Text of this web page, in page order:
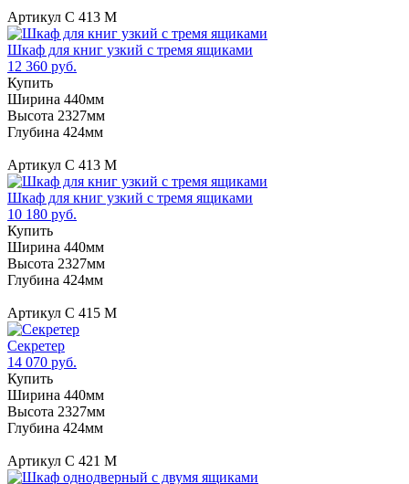
Артикул С 413 М
Шкаф для книг узкий с тремя ящиками
12 360 руб.
Купить
Ширина 440мм
Высота 2327мм
Глубина 424мм
Артикул С 413 М
Шкаф для книг узкий с тремя ящиками
10 180 руб.
Купить
Ширина 440мм
Высота 2327мм
Глубина 424мм
Артикул С 415 М
Секретер
14 070 руб.
Купить
Ширина 440мм
Высота 2327мм
Глубина 424мм
Артикул С 421 М